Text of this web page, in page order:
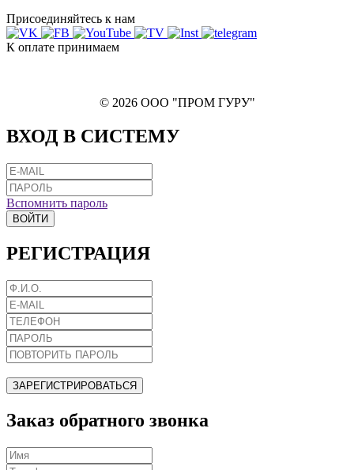
Присоединяйтесь к нам
К оплате принимаем
© 2026 ООО "ПРОМ ГУРУ"
ВХОД В СИСТЕМУ
Вспомнить пароль
ВОЙТИ
РЕГИСТРАЦИЯ
ЗАРЕГИСТРИРОВАТЬСЯ
Заказ обратного звонка